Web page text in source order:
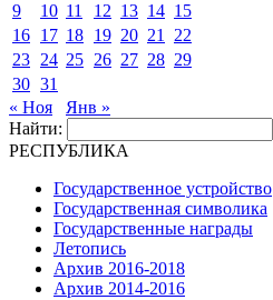
9
10 11 12 13 14 15
16 17 18 19 20 21
22
23 24 25 26 27 28 29
30 31
« Ноя
Янв »
Найти:
РЕСПУБЛИКА
Государственное устройство
Государственная символика
Государственные награды
Летопись
Архив 2016-2018
Архив 2014-2016